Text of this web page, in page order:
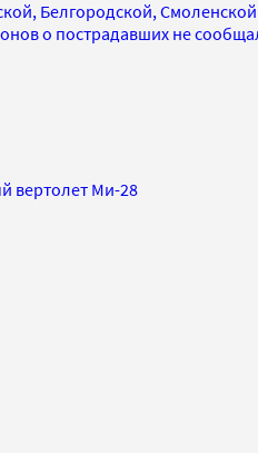
Белгородской,
о пострадавших не
вертолет Ми-28